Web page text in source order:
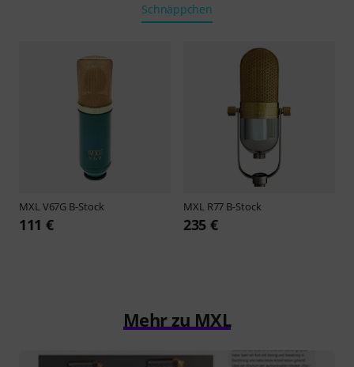
Schnäppchen
MXLV67G B-Stock
111 €
MXL R77 B-Stock
235 €
Mehr zu MXL